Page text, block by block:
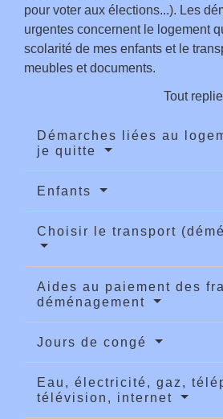
pour voter aux élections...). Les
urgentes concernent le logement
scolarité de mes enfants et le
meubles et documents.
Tout
Démarches liées au
je quitte
Enfants
Choisir le transport
Aides au paiement des
déménagement
Jours de congé
Eau, électricité, gaz,
télévision, internet